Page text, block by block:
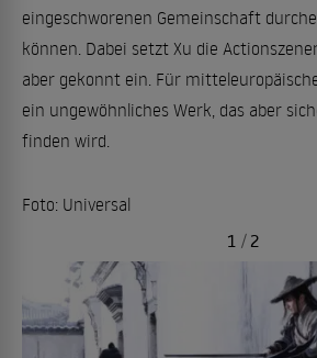
eingeschworenen Gemeinschaft
können. Dabei setzt Xu die
aber gekonnt ein. Für
ein ungewöhnliches Werk, das aber
finden wird.
Foto: Universal
1 / 2